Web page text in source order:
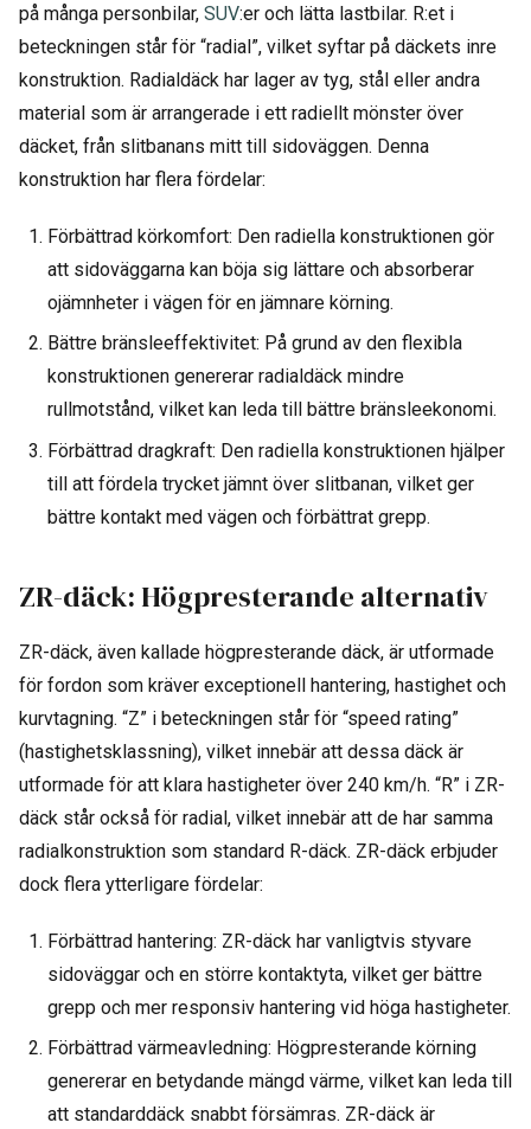
på många personbilar, SUV:er och lätta lastbilar. R:et i
beteckningen står för “radial”, vilket syftar på däckets inre
konstruktion. Radialdäck har lager av tyg, stål eller andra
material som är arrangerade i ett radiellt mönster över
däcket, från slitbanans mitt till sidoväggen. Denna
konstruktion har flera fördelar:
Förbättrad körkomfort: Den radiella konstruktionen gör
att sidoväggarna kan böja sig lättare och absorberar
ojämnheter i vägen för en jämnare körning.
Bättre bränsleeffektivitet: På grund av den flexibla
konstruktionen genererar radialdäck mindre
rullmotstånd, vilket kan leda till bättre bränsleekonomi.
Förbättrad dragkraft: Den radiella konstruktionen hjälper
till att fördela trycket jämnt över slitbanan, vilket ger
bättre kontakt med vägen och förbättrat grepp.
ZR-däck: Högpresterande alternativ
ZR-däck, även kallade högpresterande däck, är utformade
för fordon som kräver exceptionell hantering, hastighet och
kurvtagning. “Z” i beteckningen står för “speed rating”
(hastighetsklassning), vilket innebär att dessa däck är
utformade för att klara hastigheter över 240 km/h. “R” i ZR-
däck står också för radial, vilket innebär att de har samma
radialkonstruktion som standard R-däck. ZR-däck erbjuder
dock flera ytterligare fördelar:
Förbättrad hantering: ZR-däck har vanligtvis styvare
sidoväggar och en större kontaktyta, vilket ger bättre
grepp och mer responsiv hantering vid höga hastigheter.
Förbättrad värmeavledning: Högpresterande körning
genererar en betydande mängd värme, vilket kan leda till
att standarddäck snabbt försämras. ZR-däck är